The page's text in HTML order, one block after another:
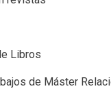
Libros
de Máster